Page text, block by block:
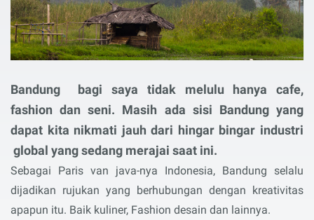
Bandung bagi saya tidak melulu hanya cafe,
fashion dan seni. Masih ada sisi Bandung yang
dapat kita nikmati jauh dari hingar bingar industri
global yang sedang merajai saat ini.
Sebagai Paris van java-nya Indonesia, Bandung selalu
dijadikan rujukan yang berhubungan dengan kreativitas
apapun itu. Baik kuliner, Fashion desain dan lainnya.